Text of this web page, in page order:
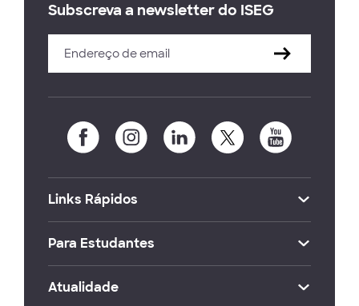
Subscreva a newsletter do ISEG
Links Rápidos
Para Estudantes
Atualidade